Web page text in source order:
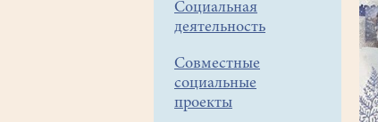
Социальная
деятельность
Совместные
социальные
проекты